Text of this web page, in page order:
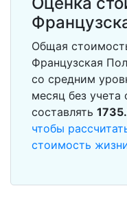
Общая
Французская
со средним
месяц без
составлять
чтобы
стоимость